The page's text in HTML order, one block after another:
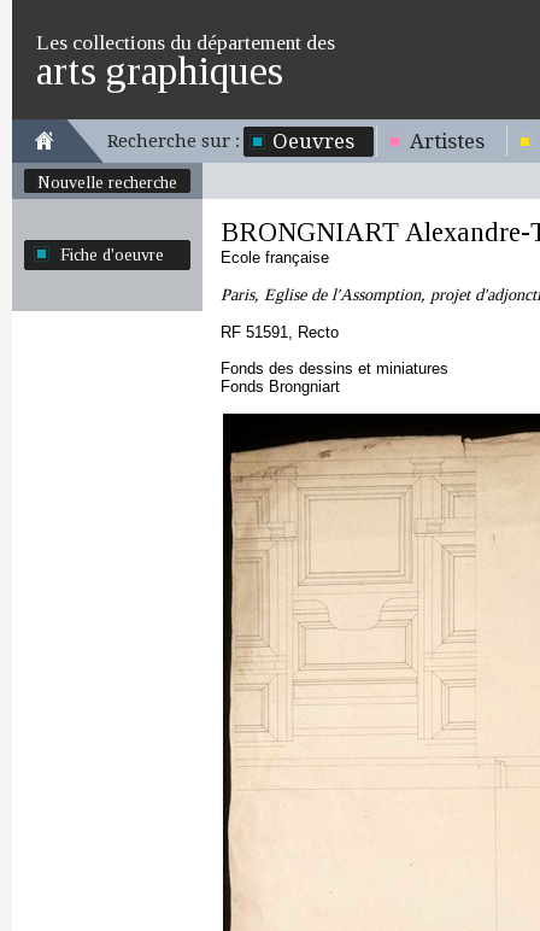
Les collections du département des
arts graphiques
Recherche sur : Oeuvres Artistes
Nouvelle recherche
Fiche d'oeuvre
BRONGNIART Alexandre-
Ecole française
Paris, Eglise de l'Assomption, projet
RF 51591, Recto
Fonds des dessins et miniatures
Fonds Brongniart